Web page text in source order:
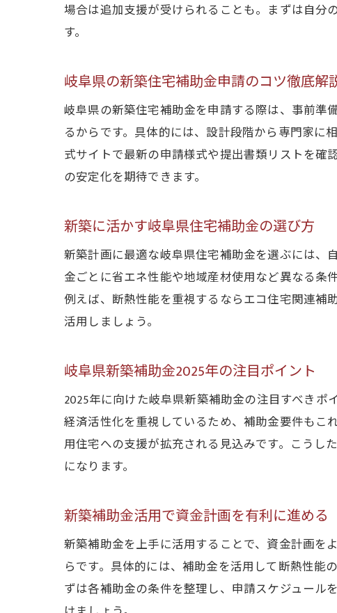
場合は追加支援が受けられることも。まずは自分
す。
岐阜県の新築住宅補助金申請のコツ徹底解
岐阜県の新築住宅補助金を申請する際は、事前準
るからです。具体的には、設計段階から専門家に
式サイトで最新の申請様式や提出書類リストを確
の安定化を期待できます。
新築に活かす岐阜県住宅補助金の選び方
新築計画に最適な岐阜県住宅補助金を選ぶには、
金ごとに省エネ性能や地域産材使用など異なる条
例えば、断熱性能を重視するならエコ住宅関連補
活用しましょう。
岐阜県新築補助金2025年の注目ポイント
2025年に向けた岐阜県新築補助金の注目すべき
経済活性化を重視しているため、補助金要件もこ
用住宅への支援が拡充される見込みです。こうし
になります。
新築補助金活用で資金計画を有利に進める
新築補助金を上手に活用することで、資金計画を
らです。具体的には、補助金を活用して断熱性能
ずは各補助金の条件を整理し、申請スケジュール